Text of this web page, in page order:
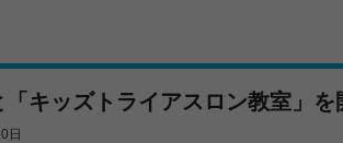
キッズトライアスロン教室」を
日